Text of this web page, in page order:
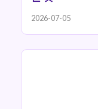
2026-07-05